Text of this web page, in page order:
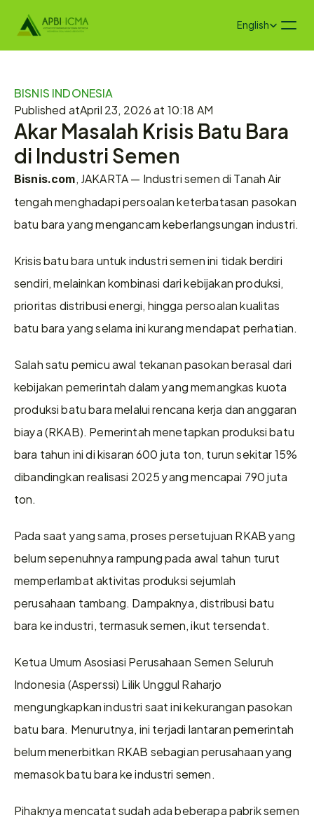
Select Language
English
BISNIS INDONESIA
Published atApril 23, 2026 at 10:18 AM
Akar Masalah Krisis Batu Bara
di Industri Semen
Bisnis.com, JAKARTA — Industri semen di Tanah Air
tengah menghadapi persoalan keterbatasan pasokan
Krisis batu bara untuk industri semen ini tidak berdiri
sendiri, melainkan kombinasi dari kebijakan produksi,
prioritas distribusi energi, hingga persoalan kualitas
batu bara yang selama ini kurang mendapat perhatian.
Salah satu pemicu awal tekanan pasokan berasal dari
kebijakan pemerintah dalam yang memangkas kuota
produksi batu bara melalui rencana kerja dan anggaran
biaya (RKAB). Pemerintah menetapkan produksi batu
bara tahun ini di kisaran 600 juta ton, turun sekitar 15%
dibandingkan realisasi 2025 yang mencapai 790 juta
ton.
Pada saat yang sama, proses persetujuan RKAB yang
belum sepenuhnya rampung pada awal tahun turut
memperlambat aktivitas produksi sejumlah
perusahaan tambang. Dampaknya, distribusi batu
bara ke industri, termasuk semen, ikut tersendat.
Ketua Umum Asosiasi Perusahaan Semen Seluruh
Indonesia (Asperssi) Lilik Unggul Raharjo
mengungkapkan industri saat ini kekurangan pasokan
batu bara. Menurutnya, ini terjadi lantaran pemerintah
belum menerbitkan RKAB sebagian perusahaan yang
memasok batu bara ke industri semen.
Pihaknya mencatat sudah ada beberapa pabrik semen